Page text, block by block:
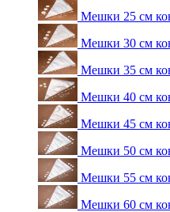
Мешки 25 см
Мешки 30 см
Мешки 35 см
Мешки 40 см
Мешки 45 см
Мешки 50 см
Мешки 55 см
Мешки 60 см